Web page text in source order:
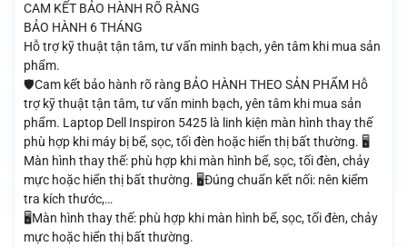
CAM KẾT BẢO HÀNH RÕ RÀNG
BẢO HÀNH 6 THÁNG
Hỗ trợ kỹ thuật tận tâm, tư vấn minh bạch, yên tâm khi mua sản
phẩm.
🛡️Cam kết bảo hành rõ ràng BẢO HÀNH THEO SẢN PHẨM Hỗ
trợ kỹ thuật tận tâm, tư vấn minh bạch, yên tâm khi mua sản
phẩm. Laptop Dell Inspiron 5425 là linh kiện màn hình thay thế
phù hợp khi máy bị bể, sọc, tối đèn hoặc hiển thị bất thường. 🖥️
Màn hình thay thế: phù hợp khi màn hình bể, sọc, tối đèn, chảy
mực hoặc hiển thị bất thường. 🖥️Đúng chuẩn kết nối: nên kiểm
tra kích thước,…
🖥️Màn hình thay thế: phù hợp khi màn hình bể, sọc, tối đèn, chảy
mực hoặc hiển thị bất thường.